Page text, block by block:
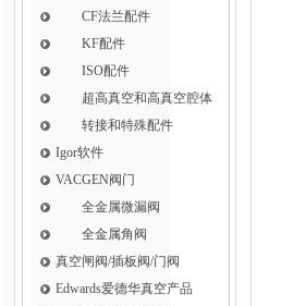
CF法兰配件
KF配件
ISO配件
超高真空和高真空腔体
转接和特殊配件
Igor软件
VACGEN阀门
全金属微漏阀
全金属角阀
真空闸阀/插板阀/门阀
Edwards爱德华真空产品